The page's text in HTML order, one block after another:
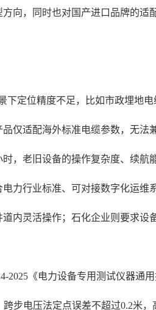
向，同时也对国产进口品牌的
定位精度不足，比如市政埋地
仅适配海外标准电缆参数，无
，老旧设备的操作复杂度、续航
力行业标准、可对接数字化运
内灵活操作；石化企业则要求设
《电力设备专用测试仪器通
步电压法定点误差不超过0.2米